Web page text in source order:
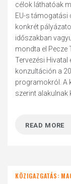
célok láthatóak
EU-s támogatási
konkrét
időszakban
mondta el Pecze
Tervezési Hivatal
konzultáción a
programokról. A
szerint alakulnak
READ MORE
KÖZIGAZGATÁS: